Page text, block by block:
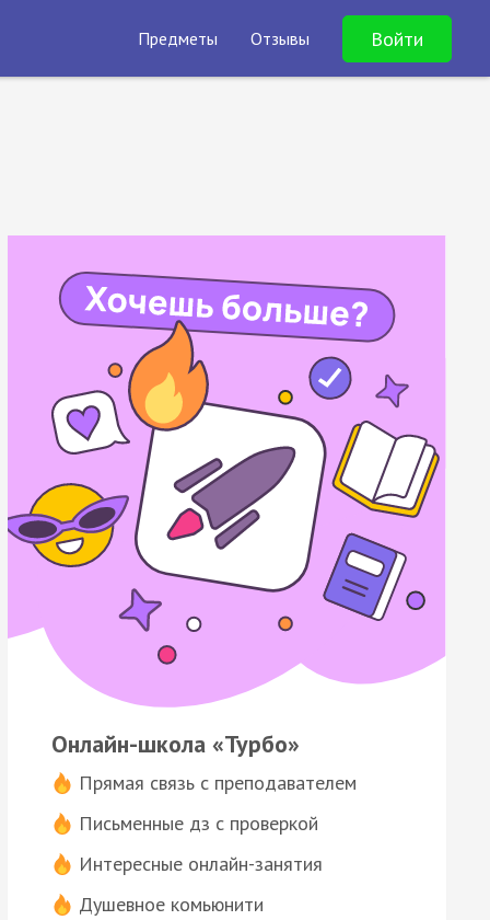
Предметы Отзывы Войти
Онлайн-школа «Турбо»
Прямая связь с преподавателем
Письменные дз с проверкой
Интересные онлайн-занятия
Душевное комьюнити